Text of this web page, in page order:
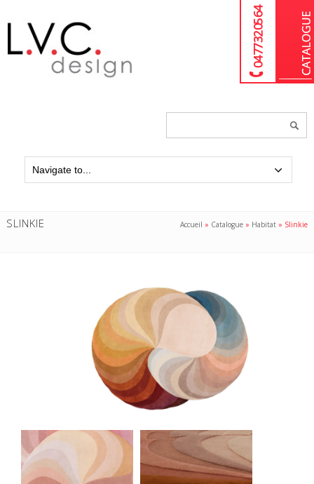
04 77 32 05 64
SLINKIE Accueil » Catalogue » Habitat » Slinkie